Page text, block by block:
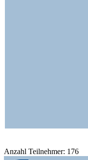
Anzahl Teilnehmer: 176